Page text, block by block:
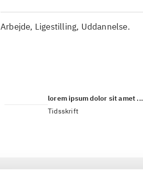
Arbejde, Ligestilling, Uddannelse.
lorem ipsum dolor sit amet ...
Tidsskrift